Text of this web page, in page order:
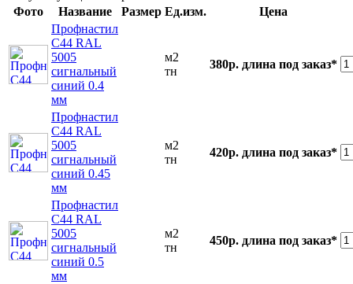
Фото
Название Размер Ед.изм.
Цена
Профнастил
С44 RAL
5005
сигнальный
синий 0.4
мм
м2
тн
380р. длина под заказ*
Профнастил
С44 RAL
5005
сигнальный
синий 0.45
мм
м2
тн
420р. длина под заказ*
Профнастил
С44 RAL
5005
сигнальный
синий 0.5
мм
м2
тн
450р. длина под заказ*